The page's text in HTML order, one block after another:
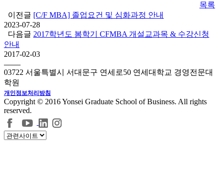
목록
이전글 [C/F MBA] 졸업요건 및 심화과정 안내
2023-07-28
다음글 2017학년도 봄학기 CFMBA 개설교과목 & 수강신청
안내
2017-02-03
03722 서울특별시 서대문구 연세로50 연세대학교 경영전문대
학원
개인정보처리방침
Copyright © 2016 Yonsei Graduate School of Business. All rights
reserved.